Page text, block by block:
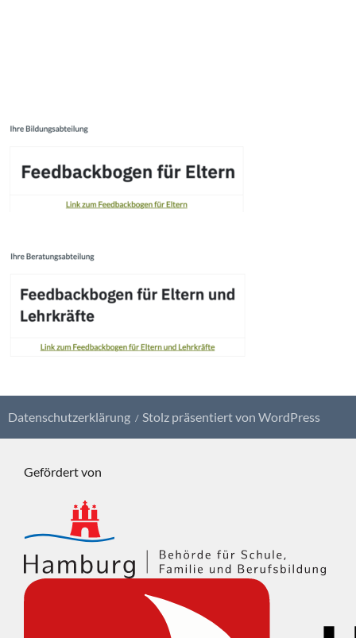
Datenschutzerklärung Stolz präsentiert von WordPress
Gefördert von